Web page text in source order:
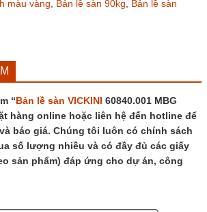
màu vàng Bản lề sàn 90kg
Bản lề sàn
“Bản lề sàn VICKINI 60840.001 MBG
hàng online hoặc liên hệ đến hotline để
báo giá. Chúng tôi luôn có chính sách
số lượng nhiều và có đầy đủ các giấy
sản phẩm) đáp ứng cho dự án, công